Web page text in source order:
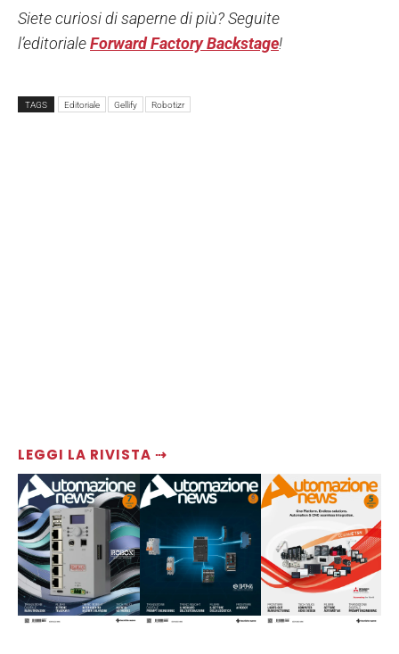
LEGGI LA RIVISTA ⇢
Siete curiosi di saperne di più? Seguite
l’editorialeForward Factory Backstage!
TAGS Editoriale Gellify Robotizr